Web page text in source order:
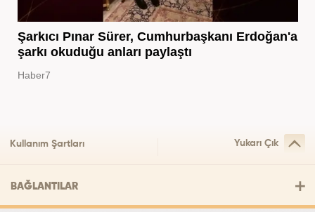
Şarkıcı Pınar Sürer, Cumhurbaşkanı Erdoğan'a
şarkı okuduğu anları paylaştı
Haber7
Kullanım Şartları Yukarı Çık
BAĞLANTILAR